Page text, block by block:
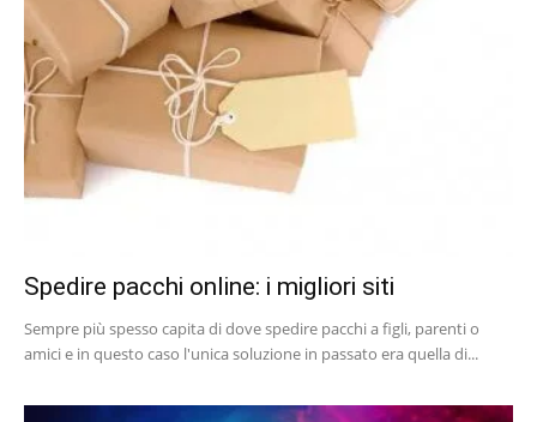
Spedire pacchi online: i migliori siti
Sempre più spesso capita di dove spedire pacchi a figli, parenti o
amici e in questo caso l'unica soluzione in passato era quella di...